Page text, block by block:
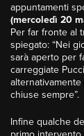
appuntamenti
(mercoledì 20
Per far fronte al
spiegato: “Nei
sarà aperto per
carreggiate
chiuse sempre”.
Infine qualche